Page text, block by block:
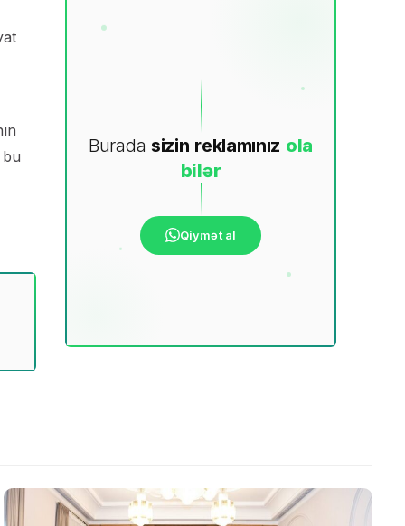
bu
Burada sizin reklamınız ola
bilər
Qiymət al